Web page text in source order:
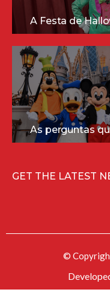
GET THE LATEST
©